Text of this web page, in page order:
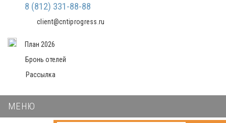
8 (812) 331-88-88
client@cntiprogress.ru
План 2026
Бронь отелей
Рассылка
МЕНЮ